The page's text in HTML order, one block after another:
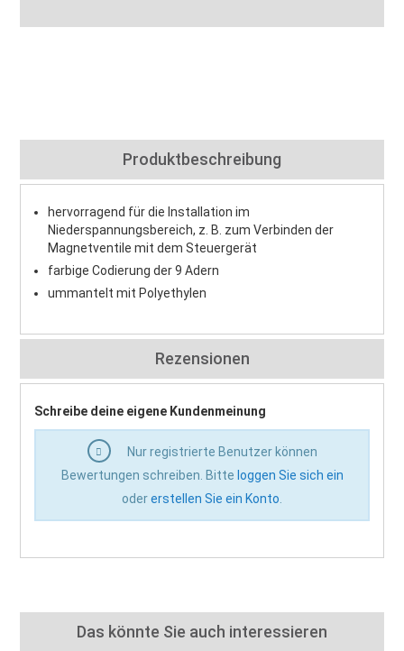
Produktbeschreibung
hervorragend für die Installation im
Niederspannungsbereich, z. B. zum Verbinden der
Magnetventile mit dem Steuergerät
farbige Codierung der 9 Adern
ummantelt mit Polyethylen
Rezensionen
Schreibe deine eigene Kundenmeinung
Nur registrierte Benutzer können
Bewertungen schreiben. Bitte loggen Sie sich ein
odererstellen Sie ein Konto
Das könnte Sie auch interessieren